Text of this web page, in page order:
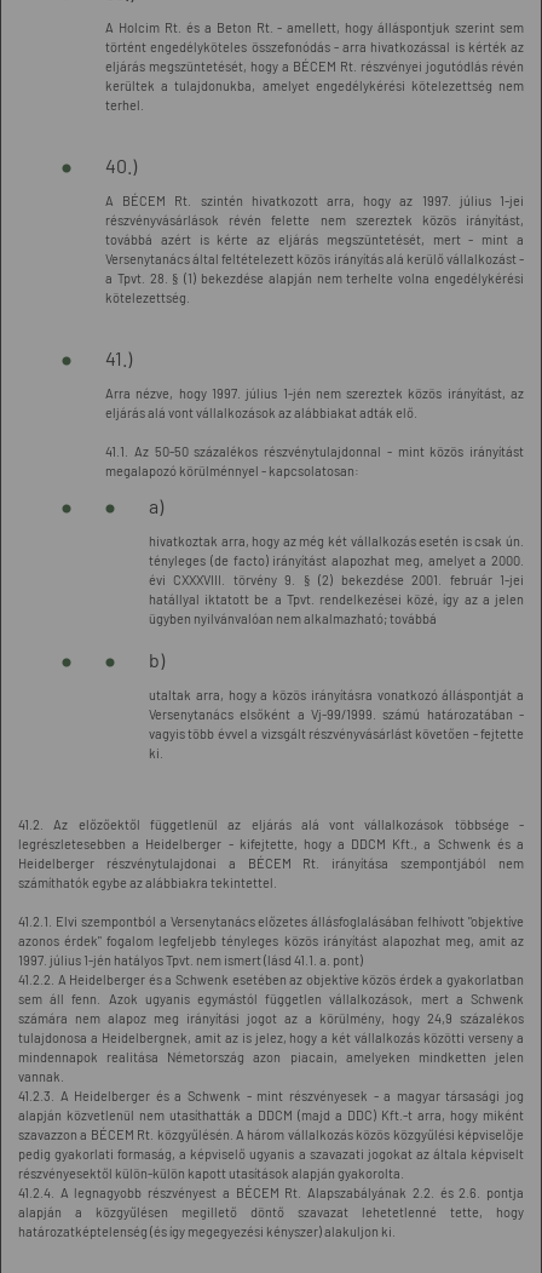
A Holcim Rt. és a Beton Rt. - amellett, hogy álláspontjuk szerint sem
történt engedélyköteles összefonódás - arra hivatkozással is kérték az
eljárás megszüntetését, hogy a BÉCEM Rt. részvényei jogutódlás révén
kerültek a tulajdonukba, amelyet engedélykérési kötelezettség nem
terhel.
40.)
A BÉCEM Rt. szintén hivatkozott arra, hogy az 1997. július 1-jei
részvényvásárlások révén felette nem szereztek közös irányítást,
továbbá azért is kérte az eljárás megszüntetését, mert - mint a
Versenytanács által feltételezett közös irányítás alá kerülő vállalkozást -
a Tpvt. 28. § (1) bekezdése alapján nem terhelte volna engedélykérési
kötelezettség.
41.)
Arra nézve, hogy 1997. július 1-jén nem szereztek közös irányítást, az
eljárás alá vont vállalkozások az alábbiakat adták elő.
41.1. Az 50-50 százalékos részvénytulajdonnal - mint közös irányítást
megalapozó körülménnyel - kapcsolatosan:
a)
hivatkoztak arra, hogy az még két vállalkozás esetén is csak ún.
tényleges (de facto) irányítást alapozhat meg, amelyet a 2000.
évi CXXXVIII. törvény 9. § (2) bekezdése 2001. február 1-jei
hatállyal iktatott be a Tpvt. rendelkezései közé, így az a jelen
ügyben nyilvánvalóan nem alkalmazható; továbbá
b)
utaltak arra, hogy a közös irányításra vonatkozó álláspontját a
Versenytanács elsőként a Vj-99/1999. számú határozatában -
vagyis több évvel a vizsgált részvényvásárlást követően - fejtette
ki.
41.2. Az előzőektől függetlenül az eljárás alá vont vállalkozások többsége -
legrészletesebben a Heidelberger - kifejtette, hogy a DDCM Kft., a Schwenk és a
Heidelberger részvénytulajdonai a BÉCEM Rt. irányítása szempontjából nem
számíthatók egybe az alábbiakra tekintettel.
41.2.1. Elvi szempontból a Versenytanács előzetes állásfoglalásában felhívott "objektíve
azonos érdek" fogalom legfeljebb tényleges közös irányítást alapozhat meg, amit az
1997. július 1-jén hatályos Tpvt. nem ismert (lásd 41.1. a. pont)
41.2.2. A Heidelberger és a Schwenk esetében az objektíve közös érdek a gyakorlatban
sem áll fenn. Azok ugyanis egymástól független vállalkozások, mert a Schwenk
számára nem alapoz meg irányítási jogot az a körülmény, hogy 24,9 százalékos
tulajdonosa a Heidelbergnek, amit az is jelez, hogy a két vállalkozás közötti verseny a
mindennapok realitása Németország azon piacain, amelyeken mindketten jelen
vannak.
41.2.3. A Heidelberger és a Schwenk - mint részvényesek - a magyar társasági jog
alapján közvetlenül nem utasíthatták a DDCM (majd a DDC) Kft.-t arra, hogy miként
szavazzon a BÉCEM Rt. közgyűlésén. A három vállalkozás közös közgyűlési képviselője
pedig gyakorlati formaság, a képviselő ugyanis a szavazati jogokat az általa képviselt
részvényesektől külön-külön kapott utasítások alapján gyakorolta.
41.2.4. A legnagyobb részvényest a BÉCEM Rt. Alapszabályának 2.2. és 2.6. pontja
alapján a közgyűlésen megillető döntő szavazat lehetetlenné tette, hogy
határozatképtelenség (és így megegyezési kényszer) alakuljon ki.